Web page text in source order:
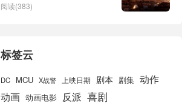
阅读(383)
标签云
DC MCU X战警 上映日期 剧本 剧集 动作
动画 动画电影 反派 喜剧